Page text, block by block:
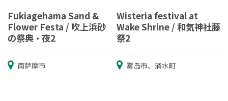
Fukiagehama Sand &
Flower Festa / 吹上浜砂
の祭典・夜2
南萨摩市
Wisteria festival at
Wake Shrine / 和気神社藤
祭2
雾岛市、涌水町